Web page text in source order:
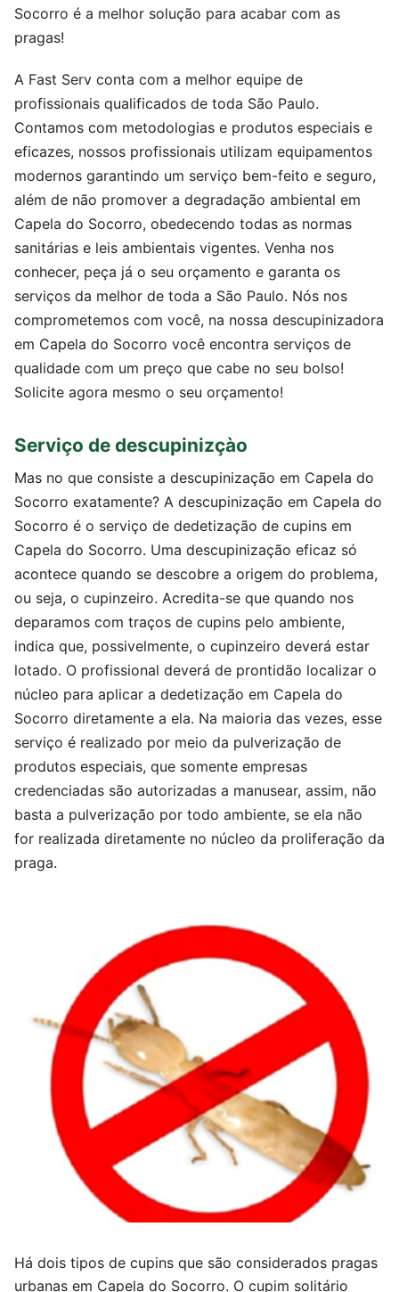
Socorro é a melhor solução para acabar com as
pragas!
A Fast Serv conta com a melhor equipe de
profissionais qualificados de toda São Paulo.
Contamos com metodologias e produtos especiais e
eficazes, nossos profissionais utilizam equipamentos
modernos garantindo um serviço bem-feito e seguro,
além de não promover a degradação ambiental em
Capela do Socorro, obedecendo todas as normas
sanitárias e leis ambientais vigentes. Venha nos
conhecer, peça já o seu orçamento e garanta os
serviços da melhor de toda a São Paulo. Nós nos
comprometemos com você, na nossa descupinizadora
em Capela do Socorro você encontra serviços de
qualidade com um preço que cabe no seu bolso!
Solicite agora mesmo o seu orçamento!
Serviço de descupinizçào
Mas no que consiste a descupinização em Capela do
Socorro exatamente? A descupinização em Capela do
Socorro é o serviço de dedetização de cupins em
Capela do Socorro. Uma descupinização eficaz só
acontece quando se descobre a origem do problema,
ou seja, o cupinzeiro. Acredita-se que quando nos
deparamos com traços de cupins pelo ambiente,
indica que, possivelmente, o cupinzeiro deverá estar
lotado. O profissional deverá de prontidão localizar o
núcleo para aplicar a dedetização em Capela do
Socorro diretamente a ela. Na maioria das vezes, esse
serviço é realizado por meio da pulverização de
produtos especiais, que somente empresas
credenciadas são autorizadas a manusear, assim, não
basta a pulverização por todo ambiente, se ela não
for realizada diretamente no núcleo da proliferação da
praga.
Há dois tipos de cupins que são considerados pragas
urbanas em Capela do Socorro. O cupim solitário